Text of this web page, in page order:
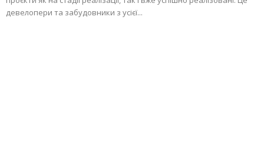
девелопери та забудовники з усієї...